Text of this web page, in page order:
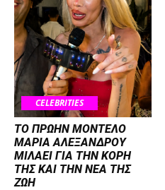
CELEBRITIES
ΤΟ ΠΡΩΗΝ ΜΟΝΤΕΛΟ
ΜΑΡΙΑ ΑΛΕΞΑΝΔΡΟΥ
ΜΙΛΑΕΙ ΓΙΑ ΤΗΝ ΚΟΡΗ
ΤΗΣ ΚΑΙ ΤΗΝ ΝΕΑ ΤΗΣ
ΖΩΗ